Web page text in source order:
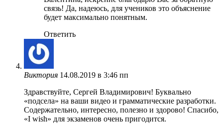
связь! Да, надеюсь, для учеников это объяснение
будет максимально понятным.
Ответить
Виктория 14.08.2019 в 3:46 пп
Здравствуйте, Сергей Владимирович! Буквально
«подсела» на ваши видео и грамматические разработки.
Содержательно, интересно, полезно и здорово! Спасибо,
«I wish» для экзаменов очень пригодится.